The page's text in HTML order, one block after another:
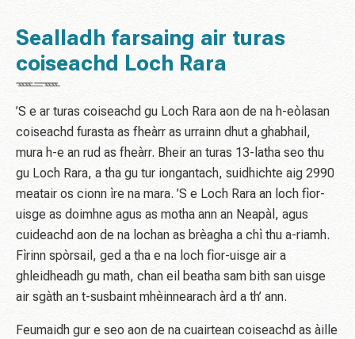
Sealladh farsaing air turas
coiseachd Loch Rara
’S e ar turas coiseachd gu Loch Rara aon de na h-eòlasan
coiseachd furasta as fheàrr as urrainn dhut a ghabhail,
mura h-e an rud as fheàrr. Bheir an turas 13-latha seo thu
gu Loch Rara, a tha gu tur iongantach, suidhichte aig 2990
meatair os cionn ìre na mara. ’S e Loch Rara an loch fìor-
uisge as doimhne agus as motha ann an Neapàl, agus
cuideachd aon de na lochan as brèagha a chì thu a-riamh.
Fìrinn spòrsail, ged a tha e na loch fìor-uisge air a
ghleidheadh ​​gu math, chan eil beatha sam bith san uisge
air sgàth an t-susbaint mhèinnearach àrd a th’ ann.
Feumaidh gur e seo aon de na cuairtean coiseachd as àille